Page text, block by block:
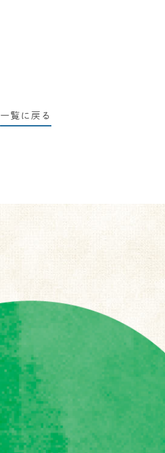
一覧に戻る